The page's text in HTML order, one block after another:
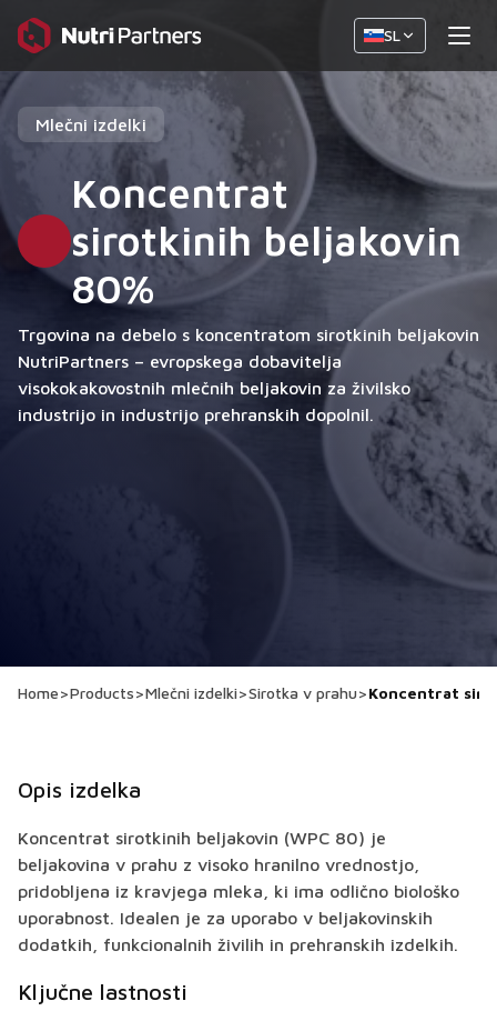
SL
Mlečni izdelki
Koncentrat
sirotkinih beljakovin
80%
Trgovina na debelo s koncentratom sirotkinih beljakovin
NutriPartners – evropskega dobavitelja
visokokakovostnih mlečnih beljakovin za živilsko
industrijo in industrijo prehranskih dopolnil.
Home>Products>Mlečni izdelki>Sirotka v prahu>Koncentrat
Opis izdelka
Koncentrat sirotkinih beljakovin (WPC 80) je
beljakovina v prahu z visoko hranilno vrednostjo,
pridobljena iz kravjega mleka, ki ima odlično biološko
uporabnost. Idealen je za uporabo v beljakovinskih
dodatkih, funkcionalnih živilih in prehranskih izdelkih.
Ključne lastnosti